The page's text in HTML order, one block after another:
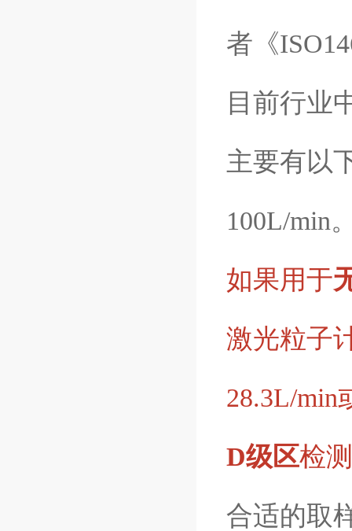
者《
目前行业
主要有以
100L/min
如果用于
激光粒子
28.3L/min
D级区检
合适的取